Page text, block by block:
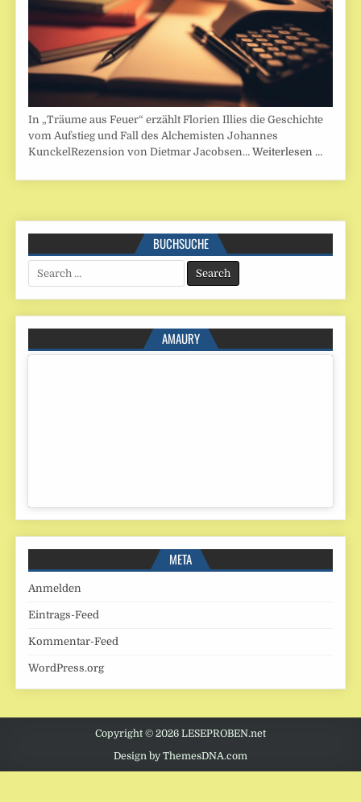
In „Träume aus Feuer“ erzählt Florien Illies die Geschichte
vom Aufstieg und Fall des Alchemisten Johannes
KunckelRezension von Dietmar Jacobsen…Weiterlesen …
BUCHSUCHE
Search
for:
AMAURY
META
Anmelden
Eintrags-Feed
Kommentar-Feed
WordPress.org
Copyright © 2026 LESEPROBEN.net
Design by ThemesDNA.com